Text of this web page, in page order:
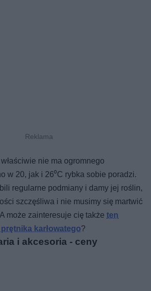
nie ma ogromnego
w 20, jak i 26⁰C rybka sobie poradzi.
regularne podmiany i damy jej roślin,
szczęśliwa i nie musimy się martwić
może zainteresuje cię takżeten
karłowatego?
i akcesoria - ceny